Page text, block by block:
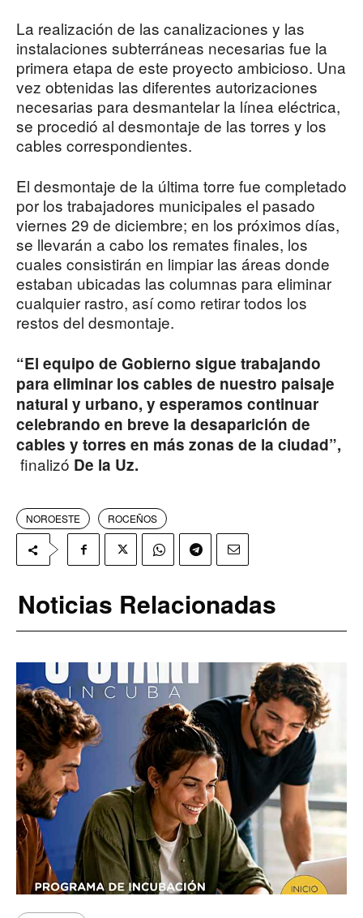
La realización de las canalizaciones y las
instalaciones subterráneas necesarias fue la
primera etapa de este proyecto ambicioso. Una
vez obtenidas las diferentes autorizaciones
necesarias para desmantelar la línea eléctrica,
se procedió al desmontaje de las torres y los
cables correspondientes.
El desmontaje de la última torre fue completado
por los trabajadores municipales el pasado
viernes 29 de diciembre; en los próximos días,
se llevarán a cabo los remates finales, los
cuales consistirán en limpiar las áreas donde
estaban ubicadas las columnas para eliminar
cualquier rastro, así como retirar todos los
restos del desmontaje.
“El equipo de Gobierno sigue trabajando
para eliminar los cables de nuestro paisaje
natural y urbano, y esperamos continuar
celebrando en breve la desaparición de
cables y torres en más zonas de la ciudad”,
finalizó De la Uz.
NOROESTE ROCEÑOS
Noticias Relacionadas